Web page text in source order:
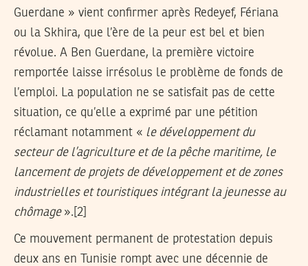
Guerdane » vient confirmer après Redeyef, Fériana
ou la Skhira, que l’ère de la peur est bel et bien
révolue. A Ben Guerdane, la première victoire
remportée laisse irrésolus le problème de fonds de
l’emploi. La population ne se satisfait pas de cette
situation, ce qu’elle a exprimé par une pétition
réclamant notamment « le développement du
secteur de l’agriculture et de la pêche maritime, le
lancement de projets de développement et de zones
industrielles et touristiques intégrant la jeunesse au
chômage ».[2]
Ce mouvement permanent de protestation depuis
deux ans en Tunisie rompt avec une décennie de